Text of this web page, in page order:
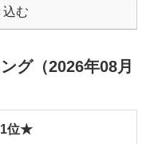
込む
グ（2026年08月
1位★